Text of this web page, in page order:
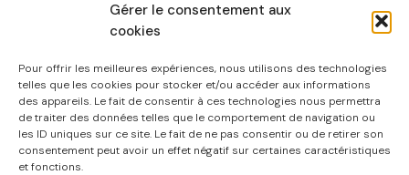
Gérer le consentement aux
cookies
Pour offrir les meilleures expériences, nous utilisons des technologies
telles que les cookies pour stocker et/ou accéder aux informations
des appareils. Le fait de consentir à ces technologies nous permettra
de traiter des données telles que le comportement de navigation ou
les ID uniques sur ce site. Le fait de ne pas consentir ou de retirer son
consentement peut avoir un effet négatif sur certaines caractéristiques
et fonctions.
Lexone Avocats
LEXONE PARIS (SIEGE)
15 AVENUE FERDINAND BUISSON
75016 PARIS
info@lexone.fr